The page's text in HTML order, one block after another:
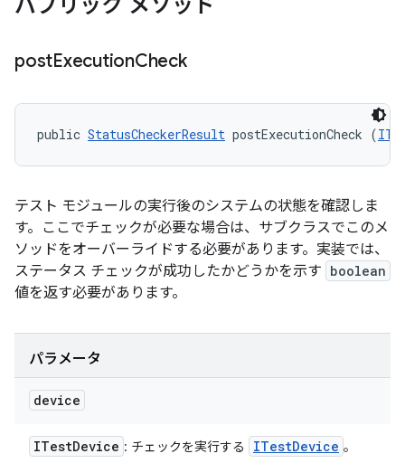
パブリック メソッド
postExecutionCheck
public StatusCheckerResult postExecutionCheck (
テスト モジュールの実行後のシステムの状態を確認しま
す。ここでチェックが必要な場合は、サブクラスでこのメ
ソッドをオーバーライドする必要があります。実装では、
ステータス チェックが成功したかどうかを示す boolean
値を返す必要があります。
パラメータ
device
ITestDevice : チェックを実行する ITestDevice 。